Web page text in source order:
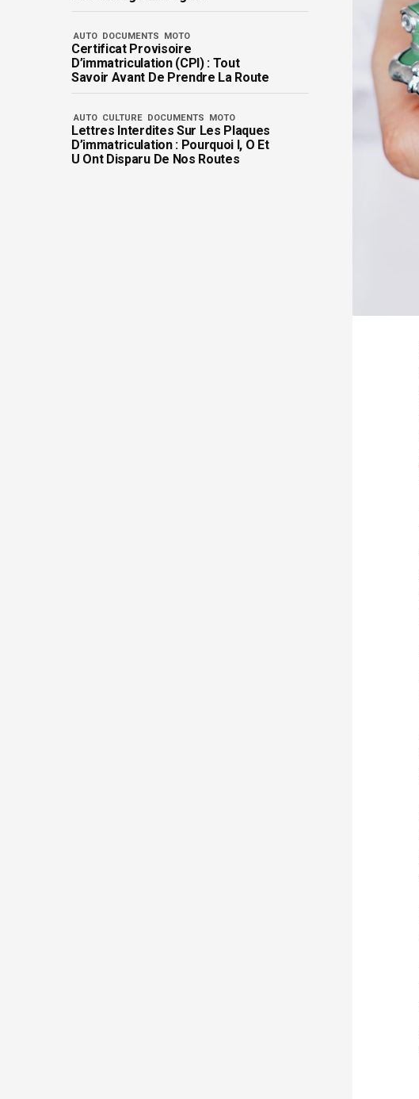
AUTO DOCUMENTS MOTO
Certificat Provisoire
D’immatriculation (CPI) : Tout
Savoir Avant De Prendre La Route
AUTO CULTURE DOCUMENTS MOTO
Lettres Interdites Sur Les Plaques
D’immatriculation : Pourquoi I, O Et
U Ont Disparu De Nos Routes